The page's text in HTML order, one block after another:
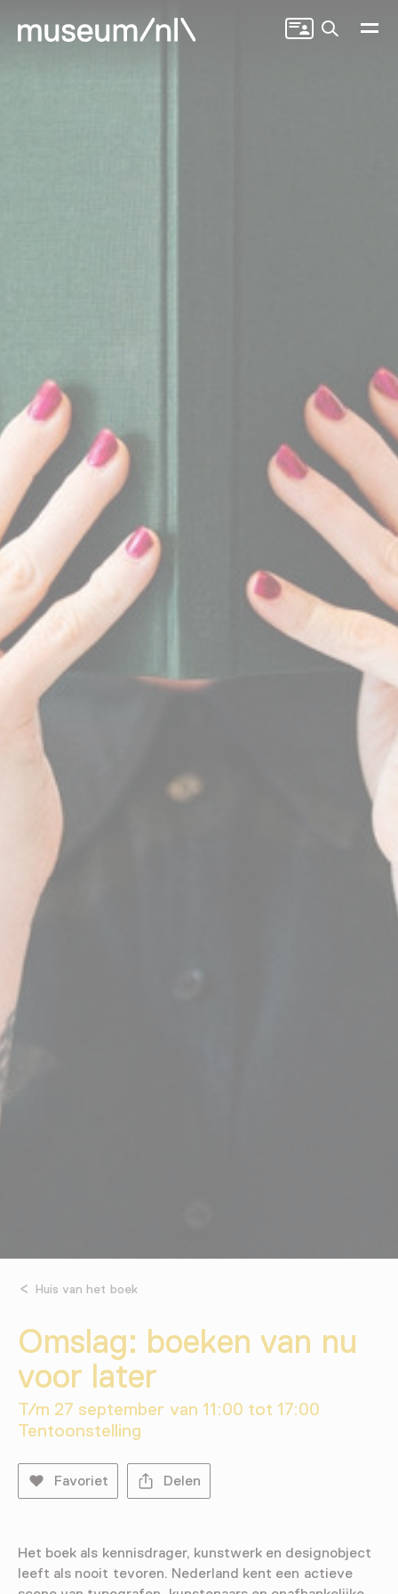
Zoeken
Huis van het boek
Omslag: boeken van nu
voor later
T/m 27 september van 11:00 tot 17:00
Tentoonstelling
Favoriet Delen
Het boek als kennisdrager, kunstwerk en designobject
leeft als nooit tevoren. Nederland kent een actieve